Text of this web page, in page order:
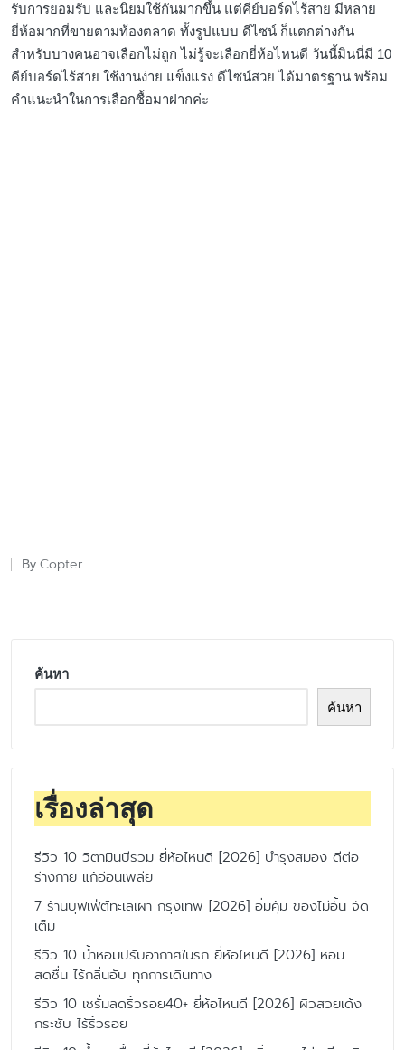
รับการยอมรับ และนิยมใช้กันมากขึ้น แต่คีย์บอร์ดไร้สาย มีหลาย
ยี่ห้อมากที่ขายตามท้องตลาด ทั้งรูปแบบ ดีไซน์ ก็แตกต่างกัน
สำหรับบางคนอาจเลือกไม่ถูก ไม่รู้จะเลือกยี่ห้อไหนดี วันนี้มินนี่มี 10
คีย์บอร์ดไร้สาย ใช้งานง่าย แข็งแรง ดีไซน์สวย ได้มาตรฐาน พร้อม
คำแนะนำในการเลือกซื้อมาฝากค่ะ
Posted
By Copter
ค้นหา
ค้นหา
เรื่องล่าสุด
รีวิว 10 วิตามินบีรวม ยี่ห้อไหนดี [2026] บำรุงสมอง ดีต่อ
ร่างกาย แก้อ่อนเพลีย
7 ร้านบุฟเฟ่ต์ทะเลเผา กรุงเทพ [2026] อิ่มคุ้ม ของไม่อั้น จัด
เต็ม
รีวิว 10 น้ำหอมปรับอากาศในรถ ยี่ห้อไหนดี [2026] หอม
สดชื่น ไร้กลิ่นอับ ทุกการเดินทาง
รีวิว 10 เซรั่มลดริ้วรอย40+ ยี่ห้อไหนดี [2026] ผิวสวยเด้ง
กระชับ ไร้ริ้วรอย